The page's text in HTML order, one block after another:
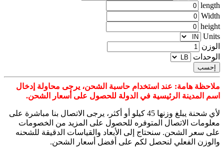
length
Width
height
Units
الوزن
الوحدات
إحسب
ملاحظة هامة: عند استخدام حاسبة الشحن، يرجى محاولة إدخال
اسم المدينة الرئيسية في الدولة للحصول على أسعار الشحن.
لأي شحنة يبلغ وزنها 45 كيلو أو أكثر، يرجى الاتصال بنا مباشرة على
معلومات الاتصال المتوفره للحصول على المزيد من الخصومات
على سعر الشحن. سنحتاج إلى الأبعاد والقياسات الدقيقة للشحنه
والوزن الفعلي لنحصل لكم على أفضل أسعار الشحن.